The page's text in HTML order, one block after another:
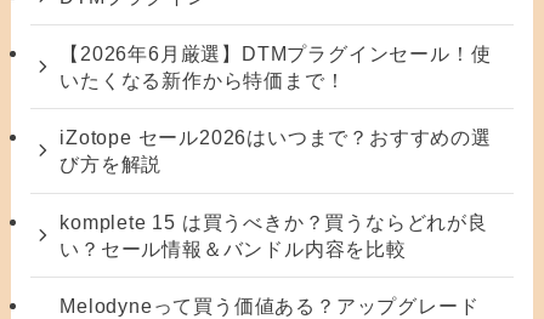
【2026年6月厳選】DTMプラグインセール！使
いたくなる新作から特価まで！
iZotope セール2026はいつまで？おすすめの選
び方を解説
komplete 15 は買うべきか？買うならどれが良
い？セール情報＆バンドル内容を比較
Melodyneって買う価値ある？アップグレード